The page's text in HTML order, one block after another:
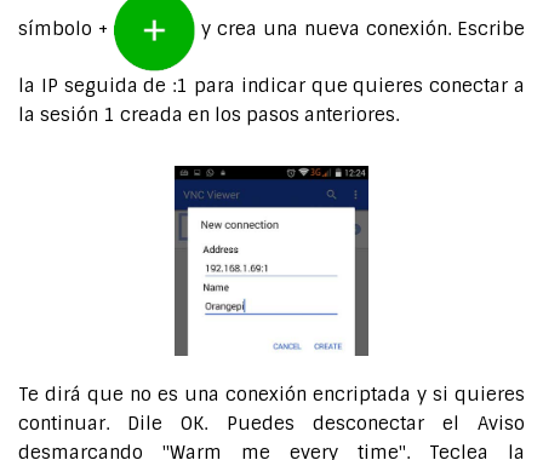
símbolo + y crea una nueva conexión. Escribe
la IP seguida de :1 para indicar que quieres conectar a
la sesión 1 creada en los pasos anteriores.
Te dirá que no es una conexión encriptada y si quieres
continuar. Dile OK. Puedes desconectar el Aviso
desmarcando "Warm me every time". Teclea la